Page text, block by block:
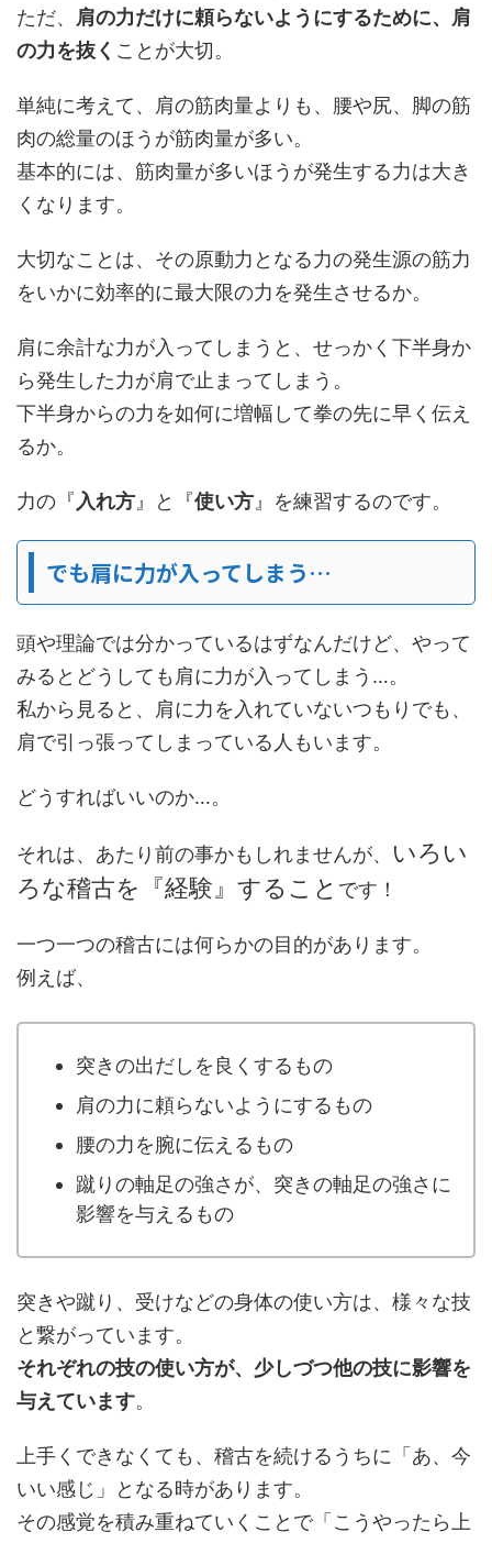
ただ、 肩の力だけに頼らないようにするために、肩
の力を抜く ことが大切。
単純に考えて、肩の筋肉量よりも、腰や尻、脚の筋
肉の総量のほうが筋肉量が多い。
基本的には、筋肉量が多いほうが発生する力は大き
くなります。
大切なことは、その原動力となる力の発生源の筋力
をいかに効率的に最大限の力を発生させるか。
肩に余計な力が入ってしまうと、せっかく下半身か
ら発生した力が肩で止まってしまう。
下半身からの力を如何に増幅して拳の先に早く伝え
るか。
力の『 入れ方 』と『使い方 』を練習するのです。
でも肩に力が入ってしまう…
頭や理論では分かっているはずなんだけど、やって
みるとどうしても肩に力が入ってしまう…。
私から見ると、肩に力を入れていないつもりでも、
肩で引っ張ってしまっている人もいます。
どうすればいいのか…。
それは、あたり前の事かもしれませんが、 いろい
ろな稽古を『経験』すること です！
一つ一つの稽古には何らかの目的があります。
例えば、
突きの出だしを良くするもの
肩の力に頼らないようにするもの
腰の力を腕に伝えるもの
蹴りの軸足の強さが、突きの軸足の強さに
影響を与えるもの
突きや蹴り、受けなどの身体の使い方は、様々な技
と繋がっています。
それぞれの技の使い方が、少しづつ他の技に影響を
与えています。
上手くできなくても、稽古を続けるうちに「あ、今
いい感じ」となる時があります。
その感覚を積み重ねていくことで「こうやったら上